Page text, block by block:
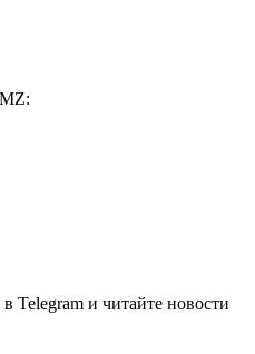
Telegram и читайте новости